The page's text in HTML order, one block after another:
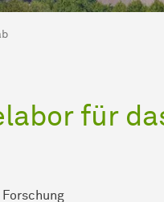
für
Forschung